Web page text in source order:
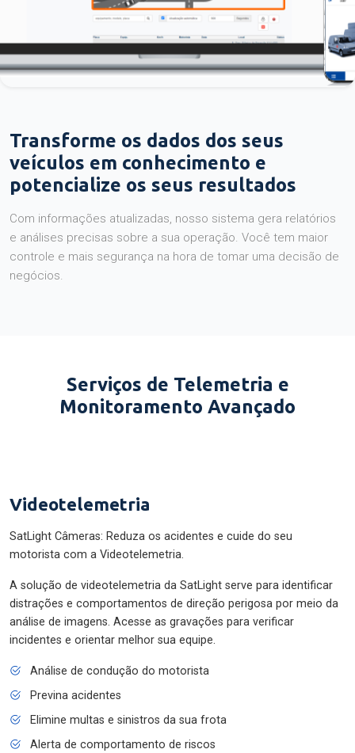
Transforme os dados dos seus
veículos em conhecimento e
potencialize os seus resultados
Com informações atualizadas, nosso sistema gera relatórios
e análises precisas sobre a sua operação. Você tem maior
controle e mais segurança na hora de tomar uma decisão de
negócios.
Serviços de Telemetria e
Monitoramento Avançado
Videotelemetria
SatLight Câmeras: Reduza os acidentes e cuide do seu
motorista com a Videotelemetria.
A solução de videotelemetria da SatLight serve para identificar
distrações e comportamentos de direção perigosa por meio da
análise de imagens. Acesse as gravações para verificar
incidentes e orientar melhor sua equipe.
Análise de condução do motorista
Previna acidentes
Elimine multas e sinistros da sua frota
Alerta de comportamento de riscos